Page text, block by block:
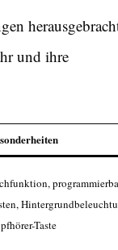
und ihre
Taste